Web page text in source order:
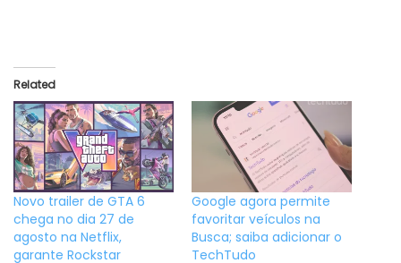
Related
Novo trailer de GTA 6
chega no dia 27 de
agosto na Netflix,
garante Rockstar
Google agora permite
favoritar veículos na
Busca; saiba adicionar o
TechTudo